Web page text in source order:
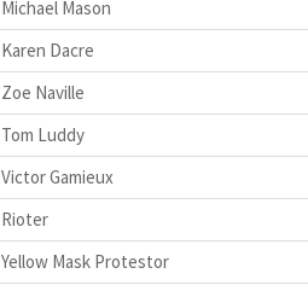
Michael Mason
Karen Dacre
Zoe Naville
Tom Luddy
Victor Gamieux
Rioter
Yellow Mask Protestor